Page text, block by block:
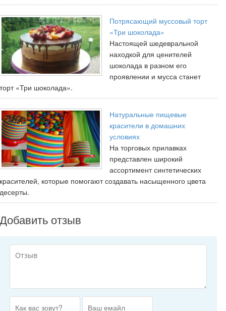
Потрясающий муссовый торт
«Три шоколада»
Настоящей шедевральной
находкой для ценителей
шоколада в разном его
проявлении и мусса станет
торт «Три шоколада».
Натуральные пищевые
красители в домашних
условиях
На торговых прилавках
представлен широкий
ассортимент синтетических
красителей, которые помогают создавать насыщенного цвета
десерты.
Добавить отзыв